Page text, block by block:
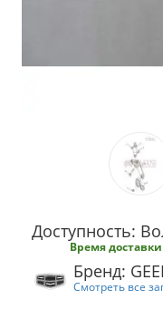
Доступность:
Время
Бренд:
Смотреть все